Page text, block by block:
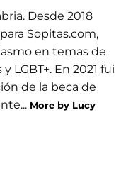
Desde 2018
Sopitas.com,
en temas de
LGBT+. En 2021 fui
de la beca de
More by Lucy